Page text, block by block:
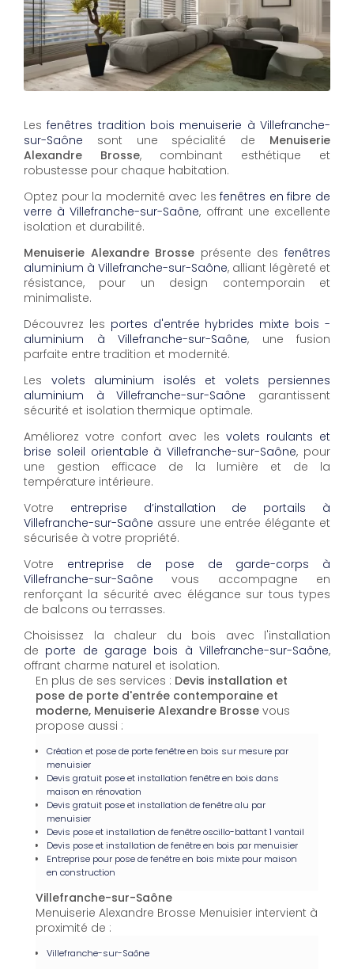
Lesfenêtres tradition bois menuiserie à Villefranche-
sur-Saône sont une spécialité de Menuiserie
Alexandre Brosse, combinant esthétique et
robustesse pour chaque habitation.
Optez pour la modernité avec lesfenêtres en fibre de
verre à Villefranche-sur-Saône, offrant une excellente
isolation et durabilité.
Menuiserie Alexandre Brosse présente desfenêtres
aluminium à Villefranche-sur-Saône, alliant légèreté et
résistance, pour un design contemporain et
minimaliste.
Découvrez les portes d'entrée hybrides mixte bois -
aluminium à Villefranche-sur-Saône, une fusion
parfaite entre tradition et modernité.
Les volets aluminium isolés et volets persiennes
aluminium à Villefranche-sur-Saône garantissent
sécurité et isolation thermique optimale.
Améliorez votre confort avec les volets roulants et
brise soleil orientable à Villefranche-sur-Saône, pour
une gestion efficace de la lumière et de la
température intérieure.
Votre entreprise d’installation de portails à
Villefranche-sur-Saône assure une entrée élégante et
sécurisée à votre propriété.
Votre entreprise de pose de garde-corps à
Villefranche-sur-Saône vous accompagne en
renforçant la sécurité avec élégance sur tous types
de balcons ou terrasses.
Choisissez la chaleur du bois avec l'installation
de porte de garage bois à Villefranche-sur-Saône,
offrant charme naturel et isolation.
En plus de ses services : Devis installation et
pose de porte d'entrée contemporaine et
moderne, Menuiserie Alexandre Brosse vous
propose aussi :
Création et pose de porte fenêtre en bois sur mesure par
menuisier
Devis gratuit pose et installation fenêtre en bois dans
maison en rénovation
Devis gratuit pose et installation de fenêtre alu par
menuisier
Devis pose et installation de fenêtre oscillo-battant 1 vantail
Devis pose et installation de fenêtre en bois par menuisier
Entreprise pour pose de fenêtre en bois mixte pour maison
en construction
Villefranche-sur-Saône
Menuiserie Alexandre Brosse Menuisier intervient à
proximité de :
Villefranche-sur-Saône